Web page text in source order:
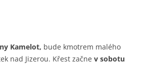
Kamelot, bude kmotrem malého
nad Jizerou. Křest začne v sobotu